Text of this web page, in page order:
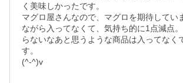
く美味しかったです。
マグロ屋さんなので、マグロを期待してい
ながら入ってなくて、気持ち的に1点減点
らないなあと思うような商品は入ってなく
す。
(^-^)v